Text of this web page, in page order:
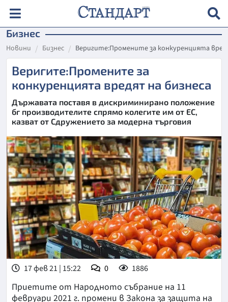
Бизнес
Новини Бизнес Веригите:Промените за конкуренцията
Веригите:Промените за
конкуренцията вредят на бизнеса
Държавата поставя в дискриминирано положение
бг производителите спрямо колегите им от ЕС,
казват от Сдружението за модерна търговия
17 фев 21 | 15:22 0 1886
Приетите от Народното събрание на 11
февруари 2021 г. промени в Закона за защита на